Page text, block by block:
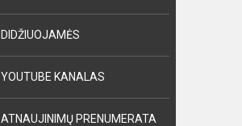
DIDŽIUOJAMĖS
YOUTUBE KANALAS
ATNAUJINIMŲ PRENUMERATA